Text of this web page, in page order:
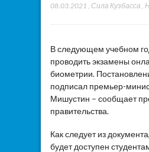
08.03.2021 Сила Кузбасса
В следующем учебном
проводить экзамены
биометрии.
подписал премьер-
Мишустин – сообщает
правительства.
Как следует из
будет доступен